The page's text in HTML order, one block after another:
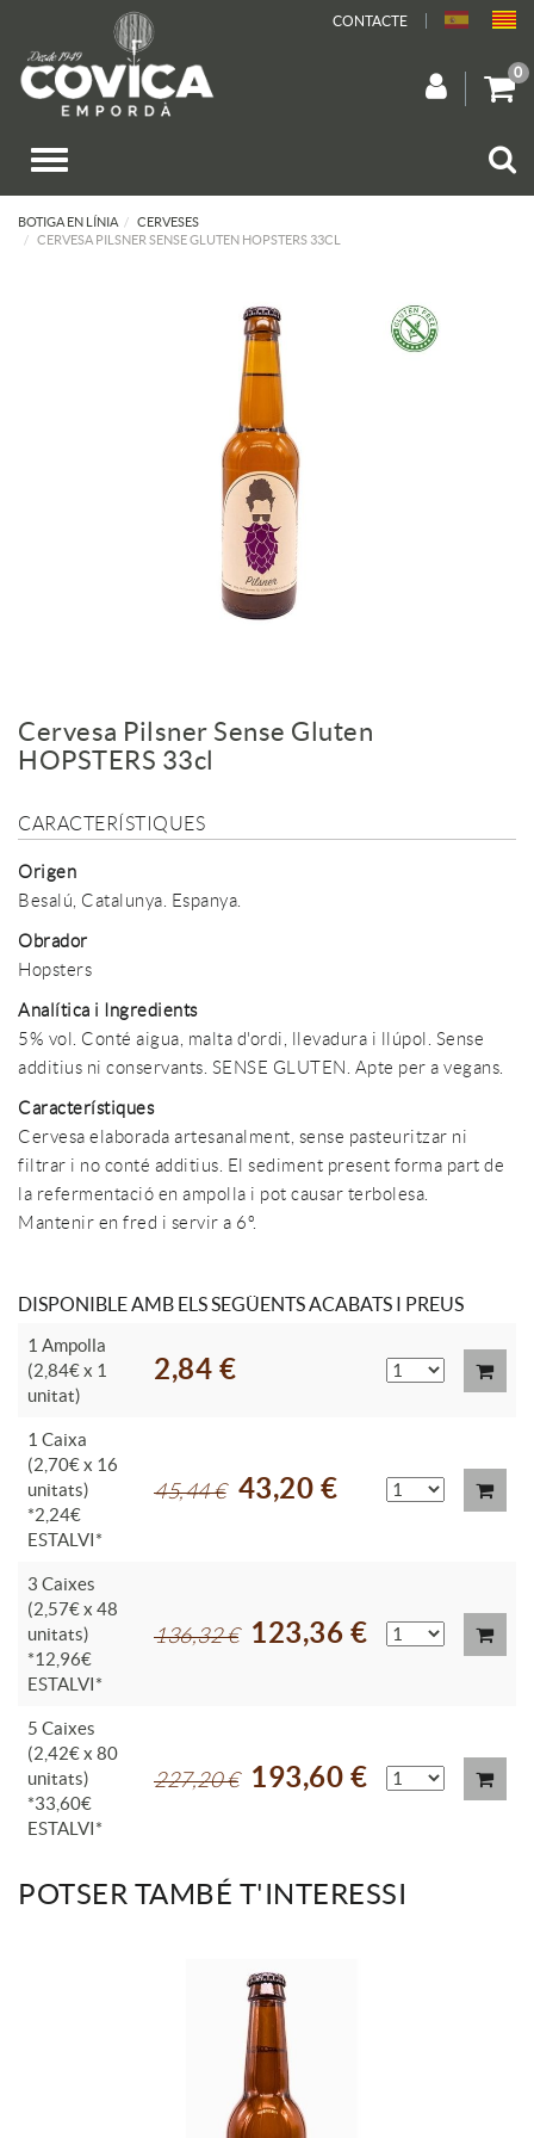
CONTACTE
0
BOTIGA EN LÍNIA
CERVESES
CERVESA PILSNER SENSE GLUTEN HOPSTERS 33CL
Cervesa Pilsner Sense Gluten
HOPSTERS 33cl
CARACTERÍSTIQUES
Origen
Besalú, Catalunya. Espanya.
Obrador
Hopsters
Analítica i Ingredients
5% vol. Conté aigua, malta d'ordi, llevadura i llúpol. Sense
additius ni conservants. SENSE GLUTEN. Apte per a vegans.
Característiques
Cervesa elaborada artesanalment, sense pasteuritzar ni
filtrar i no conté additius. El sediment present forma part de
la refermentació en ampolla i pot causar terbolesa.
Mantenir en fred i servir a 6º.
DISPONIBLE AMB ELS SEGÜENTS ACABATS I PREUS
1 Ampolla
(2,84€ x 1
unitat)
2,84 €
1 Caixa
(2,70€ x 16
unitats)
*2,24€
ESTALVI*
45,44 € 43,20 €
3 Caixes
(2,57€ x 48
unitats)
*12,96€
ESTALVI*
136,32 € 123,36 €
5 Caixes
(2,42€ x 80
unitats)
*33,60€
ESTALVI*
227,20 € 193,60 €
POTSER TAMBÉ T'INTERESSI